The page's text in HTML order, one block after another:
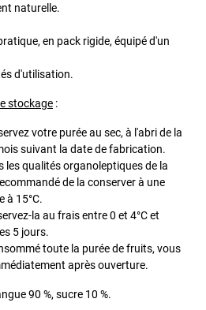
naturelle.
en pack rigide, équipé d'un
d'utilisation.
stockage :
votre purée au sec, à l'abri de la
suivant la date de fabrication.
les qualités organoleptiques de la
de la conserver à une
à 15°C.
la au frais entre 0 et 4°C et
5 jours.
toute la purée de fruits, vous
après ouverture.
90 %, sucre 10 %.